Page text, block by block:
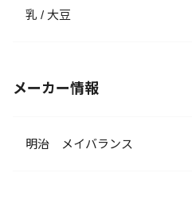
乳 / 大豆
メーカー情報
明治 メイバランス